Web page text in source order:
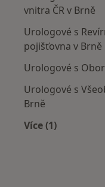
vnitra ČR v Brně
Urologové s
pojišťovna v Brně
Urologové s
Urologové s
Brně
Více (1)